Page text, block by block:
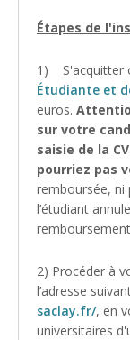
Étapes de
1) S'acquitter
Étudiante et
euros.
sur votre
saisie de la
pourriez pas
remboursée, ni
l’étudiant
2) Procéder à
l’adresse
saclay.fr/, en
universitaires